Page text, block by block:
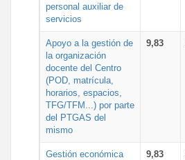
personal auxiliar de
servicios
Apoyo a la gestión de
la organización
docente del Centro
(POD, matrícula,
horarios, espacios,
TFG/TFM...) por parte
del PTGAS del
mismo
9,83
Gestión económica
9,83